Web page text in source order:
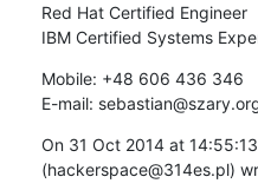
Red Hat Certified Engineer
IBM Certified Systems
Mobile: +48 606 436 346
E-mail:
On 31 Oct 2014 at
(hackerspace@314es.pl)